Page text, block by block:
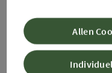
Beitrag
Allen